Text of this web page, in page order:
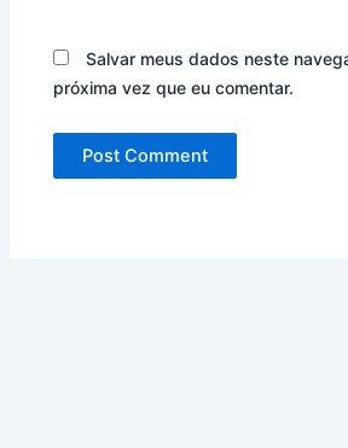
Salvar meus dados neste
próxima vez que eu comentar.